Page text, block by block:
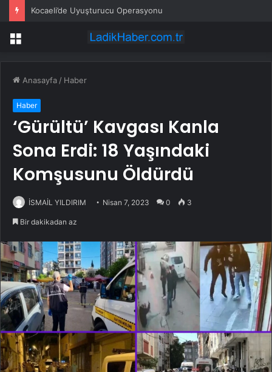
Kocaeli’de Uyuşturucu Operasyonu
Menü
Anasayfa / Haber
Haber
‘Gürültü’ Kavgası Kanla
Sona Erdi: 18 Yaşındaki
Komşusunu Öldürdü
İSMAİL YILDIRIM Nisan 7, 2023 0 3
Bir dakikadan az